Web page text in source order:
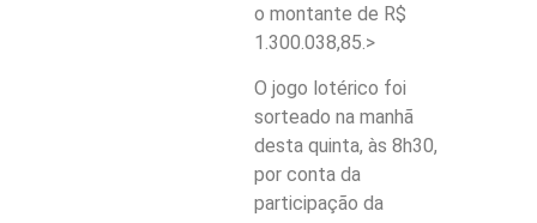
o montante de R$
1.300.038,85.>
O jogo lotérico foi
sorteado na manhã
desta quinta, às 8h30,
por conta da
participação da